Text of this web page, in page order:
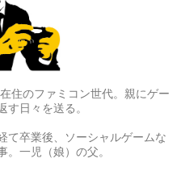
住のファミコン世代。親にゲー
す日々を送る。
て卒業後、ソーシャルゲームな
一児（娘）の父。